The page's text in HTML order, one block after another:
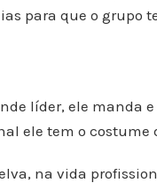
para que o grupo
líder, ele manda
ele tem o
na vida